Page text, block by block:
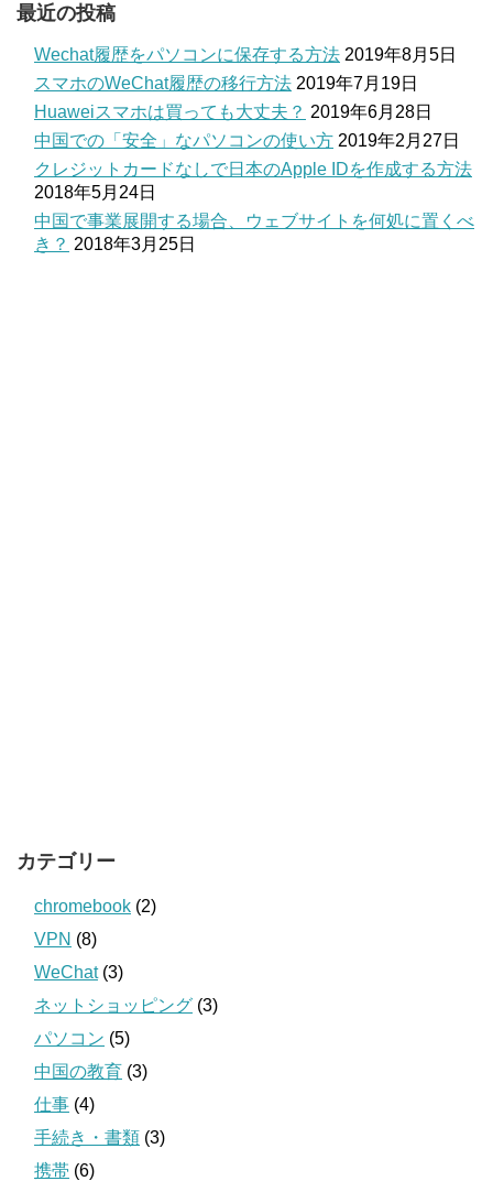
最近の投稿
Wechat履歴をパソコンに保存する方法 2019年8月5日
スマホのWeChat履歴の移行方法 2019年7月19日
Huaweiスマホは買っても大丈夫？ 2019年6月28日
中国での「安全」なパソコンの使い方 2019年2月27日
クレジットカードなしで日本のApple IDを作成する方法
2018年5月24日
中国で事業展開する場合、ウェブサイトを何処に置くべ
き？ 2018年3月25日
カテゴリー
chromebook (2)
VPN (8)
WeChat(3)
ネットショッピング (3)
パソコン (5)
中国の教育 (3)
仕事 (4)
手続き・書類 (3)
携帯 (6)